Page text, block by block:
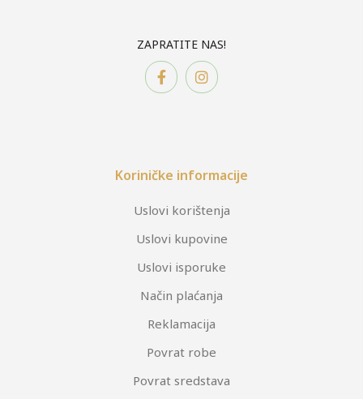
ZAPRATITE NAS!
Koriničke informacije
Uslovi korištenja
Uslovi kupovine
Uslovi isporuke
Način plaćanja
Reklamacija
Povrat robe
Povrat sredstava